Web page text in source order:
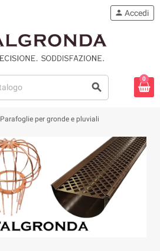
search
person Accedi
0
Parafoglie per gronde e pluviali